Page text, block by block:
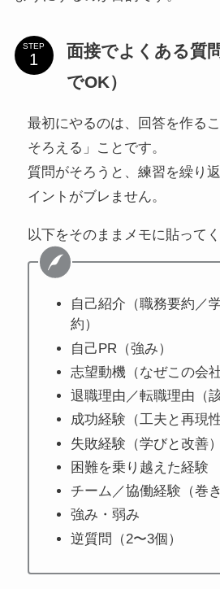
STEP
面接でよくある質
でOK）
最初にやるのは、回答を作る
そろえる」ことです。
質問がそろうと、練習を繰り
イントがブレません。
以下をそのままメモに貼ってく
自己紹介（職務要約／
約）
自己PR（強み）
志望動機（なぜこの会社
退職理由／転職理由（該
成功経験（工夫と再現性
失敗経験（学びと改善）
困難を乗り越えた経験
チーム／協働経験（巻き
強み・弱み
逆質問（2〜3個）